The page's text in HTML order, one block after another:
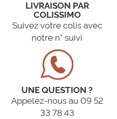
LIVRAISON PAR
COLISSIMO
Suivez votre colis avec
notre n° suivi
UNE QUESTION ?
Appelez-nous au 09 52
33 78 43